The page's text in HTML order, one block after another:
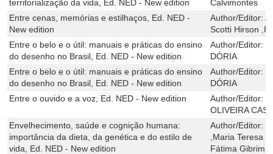
territorialização da vida, Ed. NED - New edition
Calvimontes
Entre cenas, memórias e estilhaços, Ed. NED -
New edition
Author/Editor:
Scotti Hirson
Entre o belo e o útil: manuais e práticas do ensino
do desenho no Brasil, Ed. NED - New edition
Author/Editor:
DÓRIA
Entre o belo e o útil: manuais e práticas do ensino
do desenho no Brasil, Ed. NED - New edition
Author/Editor:
DÓRIA
Entre o ouvido e a voz, Ed. NED - New edition
Author/Editor:
OLIVEIRA
Envelhecimento, saúde e cognição humana:
importância da dieta, da genética e do estilo de
vida, Ed. NED - New edition
Author/Editor:
,Maria Teresa
Fátima Gibrim